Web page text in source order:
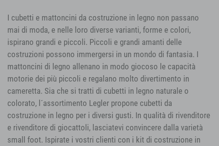
I cubetti e mattoncini da costruzione in legno non passano
mai di moda, e nelle loro diverse varianti, forme e colori,
ispirano grandi e piccoli. Piccoli e grandi amanti delle
costruzioni possono immergersi in un mondo di fantasia. I
mattoncini di legno allenano in modo giocoso le capacità
motorie dei più piccoli e regalano molto divertimento in
cameretta. Sia che si tratti di cubetti in legno naturale o
colorato, l´assortimento Legler propone cubetti da
costruzione in legno per i diversi gusti. In qualità di rivenditore
e rivenditore di giocattoli, lasciatevi convincere dalla varietà
small foot. Ispirate i vostri clienti con i kit di costruzione in